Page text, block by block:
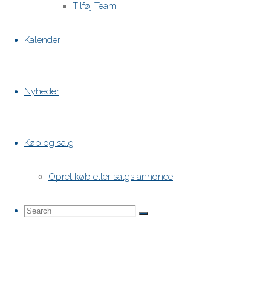
Tilføj Team
Kalender
Nyheder
Køb og salg
Opret køb eller salgs annonce
Search
Search
Search